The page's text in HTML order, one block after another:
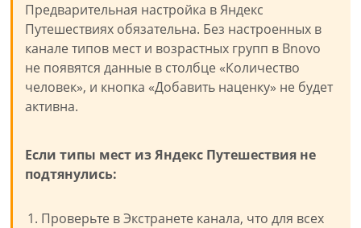
Предварительная настройка в Яндекс
Путешествиях обязательна. Без настроенных в
канале типов мест и возрастных групп в Bnovo
не появятся данные в столбце «Количество
человек», и кнопка «Добавить наценку» не будет
активна.
Если типы мест из Яндекс Путешествия не
подтянулись:
Проверьте в Экстранете канала, что для всех